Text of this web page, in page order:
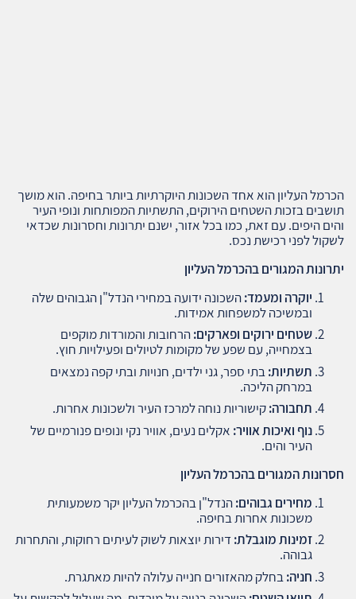
הכרמל העליון הוא אחד השכונות היוקרתיות ביותר בחיפה. הוא מושך
תושבים בזכות השטחים הירוקים, התשתיות המפותחות ונופי העיר
והים היפים. עם זאת, כמו בכל אזור, ישנם יתרונות וחסרונות שכדאי
לשקול לפני רכישת נכס.
יתרונות המגורים בהכרמל העליון
יוקרה ומעמד:השכונה ידועה במחירי הנדל"ן הגבוהים שלה
ובמשיכה למשפחות אמידות.
שטחים ירוקים ופארקים:הרחובות והמורדות מוקפים
בצמחייה, עם שפע של מקומות לטיולים ופעילויות חוץ.
תשתיות:בתי ספר, גני ילדים, חנויות ובתי קפה נמצאים
במרחק הליכה.
תחבורה:קישוריות נוחה למרכז העיר ולשכונות אחרות.
נוף ואיכות אוויר: אקלים נעים, אוויר נקי ונופים פנורמיים של
העיר והים.
חסרונות המגורים בהכרמל העליון
מחירים גבוהים:הנדל"ן בהכרמל העליון יקר משמעותית
משכונות אחרות בחיפה.
זמינות מוגבלת:דירות יוצאות לשוק לעיתים רחוקות, והתחרות
גבוהה.
חניה:בחלק מהאזורים חנייה עלולה להיות מאתגרת.